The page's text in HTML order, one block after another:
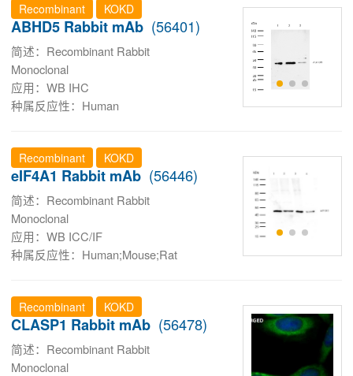
Recombinant KOKD
ABHD5 Rabbit mAb (56401)
简述：Recombinant Rabbit
Monoclonal
应用：WB IHC
种属反应性：Human
Recombinant KOKD
eIF4A1 Rabbit mAb (56446)
简述：Recombinant Rabbit
Monoclonal
应用：WB ICC/IF
种属反应性：Human;Mouse;Rat
Recombinant KOKD
CLASP1 Rabbit mAb (56478)
简述：Recombinant Rabbit
Monoclonal